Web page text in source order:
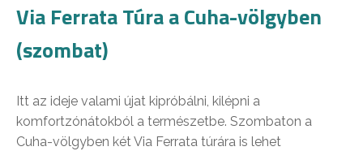
Via Ferrata Túra a Cuha-völgyben
(szombat)
Itt az ideje valami újat kipróbálni, kilépni a
komfortzónátokból a természetbe. Szombaton a
Cuha-völgyben két Via Ferrata túrára is lehet